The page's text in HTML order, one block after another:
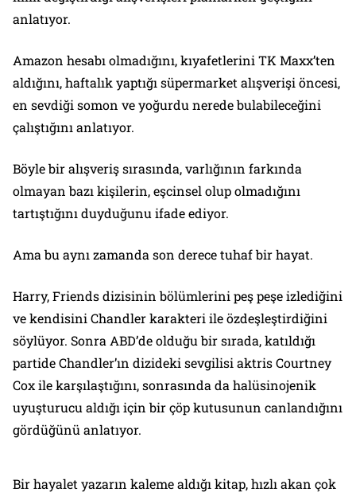
anlatıyor.
Amazon hesabı olmadığını, kıyafetlerini TK Maxx’ten
aldığını, haftalık yaptığı süpermarket alışverişi öncesi,
en sevdiği somon ve yoğurdu nerede bulabileceğini
çalıştığını anlatıyor.
Böyle bir alışveriş sırasında, varlığının farkında
olmayan bazı kişilerin, eşcinsel olup olmadığını
tartıştığını duyduğunu ifade ediyor.
Ama bu aynı zamanda son derece tuhaf bir hayat.
Harry, Friends dizisinin bölümlerini peş peşe izlediğini
ve kendisini Chandler karakteri ile özdeşleştirdiğini
söylüyor. Sonra ABD’de olduğu bir sırada, katıldığı
partide Chandler’ın dizideki sevgilisi aktris Courtney
Cox ile karşılaştığını, sonrasında da halüsinojenik
uyuşturucu aldığı için bir çöp kutusunun canlandığını
gördüğünü anlatıyor.
Bir hayalet yazarın kaleme aldığı kitap, hızlı akan çok